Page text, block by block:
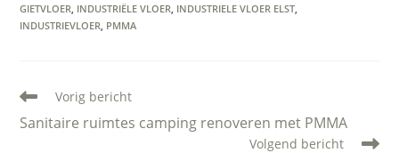
GIETVLOER INDUSTRIËLE VLOER INDUSTRIELE VLOER ELST
INDUSTRIEVLOER PMMA
Lees
artikelen
Vorig bericht
Sanitaire ruimtes camping renoveren met PMMA
Volgend bericht